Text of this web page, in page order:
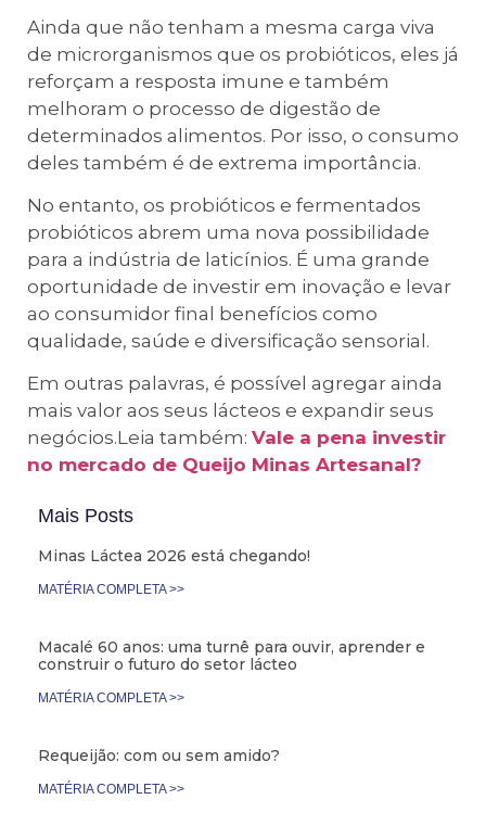
Ainda que não tenham a mesma carga viva
de microrganismos que os probióticos, eles já
reforçam a resposta imune e também
melhoram o processo de digestão de
determinados alimentos. Por isso, o consumo
deles também é de extrema importância.
No entanto, os probióticos e fermentados
probióticos abrem uma nova possibilidade
para a indústria de laticínios. É uma grande
oportunidade de investir em inovação e levar
ao consumidor final benefícios como
qualidade, saúde e diversificação sensorial.
Em outras palavras, é possível agregar ainda
mais valor aos seus lácteos e expandir seus
negócios.Leia também: Vale a pena investir
no mercado de Queijo Minas Artesanal?
Mais Posts
Minas Láctea 2026 está chegando!
MATÉRIA COMPLETA >>
Macalé 60 anos: uma turnê para ouvir, aprender e
construir o futuro do setor lácteo
MATÉRIA COMPLETA >>
Requeijão: com ou sem amido?
MATÉRIA COMPLETA >>